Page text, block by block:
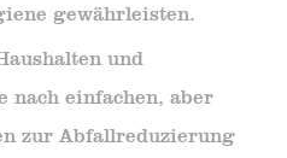
gewährleisten.
und
nach einfachen, aber
zur Abfallreduzierung